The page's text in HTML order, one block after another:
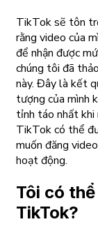
TikTok sẽ tôn
rằng video của
để nhận được
chúng tôi đã
này. Đây là kết
tượng của mình
tỉnh táo nhất khi
TikTok có thể
muốn đăng
hoạt động.
Tôi có
TikTok?